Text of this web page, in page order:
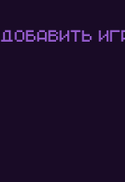
Добавить